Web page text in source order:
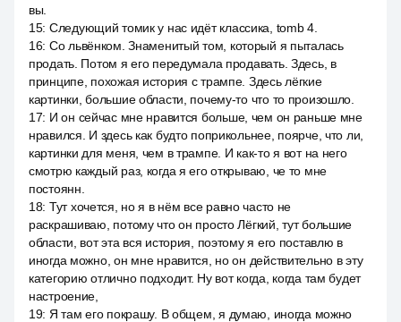
вы.
15: Следующий томик у нас идёт классика, tomb 4.
16: Со львёнком. Знаменитый том, который я пыталась
продать. Потом я его передумала продавать. Здесь, в
принципе, похожая история с трампе. Здесь лёгкие
картинки, большие области, почему-то что то произошло.
17: И он сейчас мне нравится больше, чем он раньше мне
нравился. И здесь как будто поприкольнее, поярче, что ли,
картинки для меня, чем в трампе. И как-то я вот на него
смотрю каждый раз, когда я его открываю, че то мне
постоянн.
18: Тут хочется, но я в нём все равно часто не
раскрашиваю, потому что он просто Лёгкий, тут большие
области, вот эта вся история, поэтому я его поставлю в
иногда можно, он мне нравится, но он действительно в эту
категорию отлично подходит. Ну вот когда, когда там будет
настроение,
19: Я там его покрашу. В общем, я думаю, иногда можно